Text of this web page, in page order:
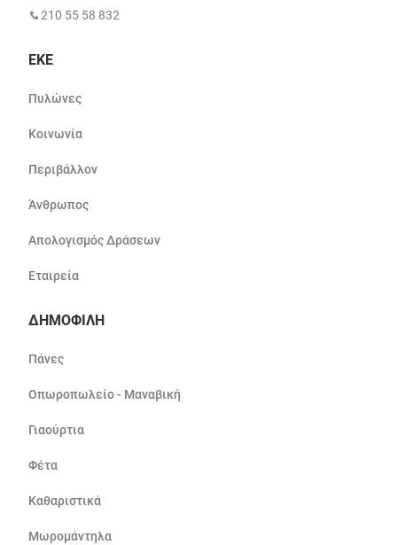
210 55 58 832
ΕΚΕ
Πυλώνες
Κοινωνία
Περιβάλλον
Άνθρωπος
Απολογισμός Δράσεων
Εταιρεία
ΔΗΜΟΦΙΛΗ
Πάνες
Οπωροπωλείο - Μαναβική
Γιαούρτια
Φέτα
Καθαριστικά
Μωρομάντηλα